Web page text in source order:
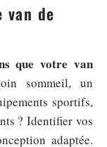
van de
que votre van
sommeil, un
sportifs,
? Identifier vos
adaptée.